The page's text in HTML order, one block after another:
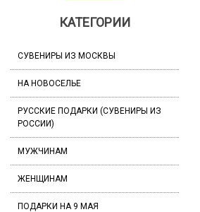
КАТЕГОРИИ
СУВЕНИРЫ ИЗ МОСКВЫ
НА НОВОСЕЛЬЕ
РУССКИЕ ПОДАРКИ (СУВЕНИРЫ ИЗ
РОССИИ)
МУЖЧИНАМ
ЖЕНЩИНАМ
ПОДАРКИ НА 9 МАЯ